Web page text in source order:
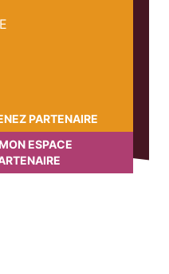
PARTENAIRE
MON ESPACE